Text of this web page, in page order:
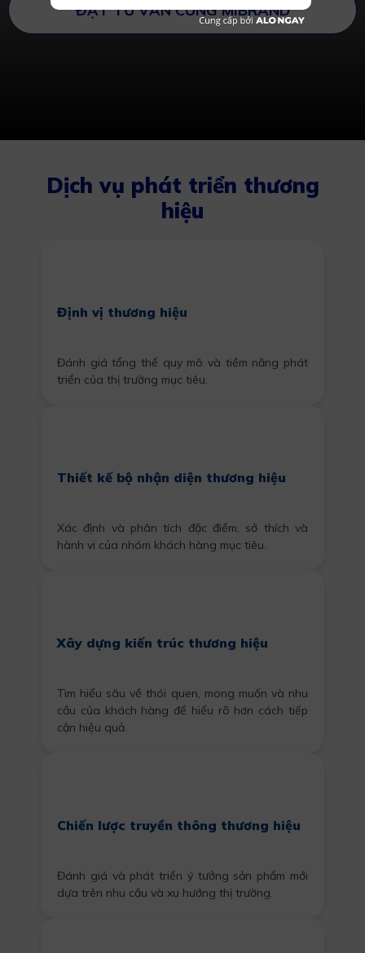
ĐẶT TƯ VẤN CÙNG MIBRAND
Dịch vụ phát triển thương
hiệu
Định vị thương hiệu
Đánh giá tổng thể quy mô và tiềm năng phát
triển của thị trường mục tiêu.
Thiết kế bộ nhận diện thương hiệu
Xác định và phân tích đặc điểm, sở thích và
hành vi của nhóm khách hàng mục tiêu.
Xây dựng kiến trúc thương hiệu
Tìm hiểu sâu về thói quen, mong muốn và nhu
cầu của khách hàng để hiểu rõ hơn cách tiếp
cận hiệu quả.
Chiến lược truyền thông thương hiệu
Đánh giá và phát triển ý tưởng sản phẩm mới
dựa trên nhu cầu và xu hướng thị trường.